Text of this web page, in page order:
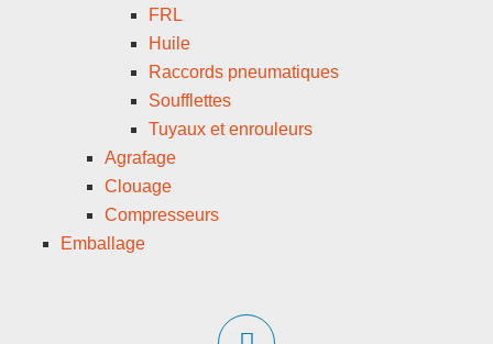
FRL
Huile
Raccords pneumatiques
Soufflettes
Tuyaux et enrouleurs
Agrafage
Clouage
Compresseurs
Emballage